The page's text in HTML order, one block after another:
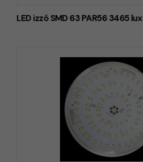
LED izzó SMD 63 PAR56 3465 lux